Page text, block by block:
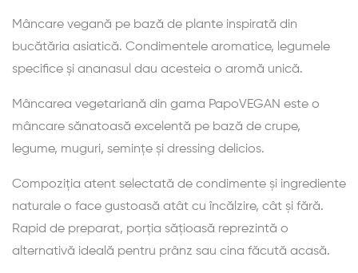
Mâncare vegană pe bază de plante inspirată din
bucătăria asiatică. Condimentele aromatice, legumele
specifice și ananasul dau acesteia o aromă unică.
Mâncarea vegetariană din gama PapoVEGAN este o
mâncare sănatoasă excelentă pe bază de crupe,
legume, muguri, semințe și dressing delicios.
Compoziția atent selectată de condimente și ingrediente
naturale o face gustoasă atât cu încălzire, cât și fără.
Rapid de preparat, porția sățioasă reprezintă o
alternativă ideală pentru prânz sau cina făcută acasă.